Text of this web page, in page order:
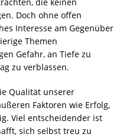
Doch ohne offen
Interesse am Gegenüber
Themen
Gefahr, an Tiefe zu
zu verblassen.
Qualität unserer
Faktoren wie Erfolg,
Viel entscheidender ist
sich selbst treu zu